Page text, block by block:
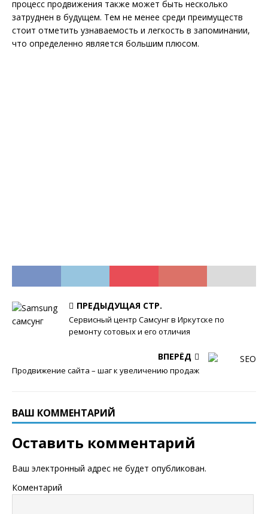
процесс продвижения также может быть несколько
затруднен в будущем. Тем не менее среди преимуществ
стоит отметить узнаваемость и легкость в запоминании,
что определенно является большим плюсом.
ПРЕДЫДУЩАЯ СТР.
Сервисный центр Самсунг в Иркутске по
ремонту сотовых и его отличия
ВПЕРЁД
Продвижение сайта – шаг к увеличению продаж
ВАШ КОММЕНТАРИЙ
Оставить комментарий
Ваш электронный адрес не будет опубликован.
Коментарий